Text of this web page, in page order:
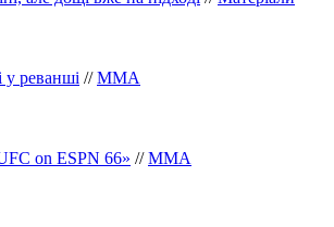
у реванші //ММА
on ESPN 66» //ММА